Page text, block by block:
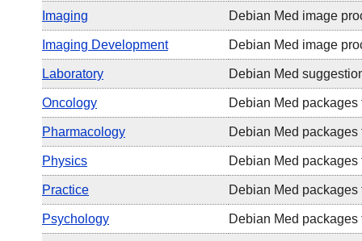
Imaging Debian Med image
Imaging Development Debian Med image
Laboratory Debian Med
Oncology Debian Med packages
Pharmacology Debian Med
Physics Debian Med
Practice Debian Med
Psychology Debian Med